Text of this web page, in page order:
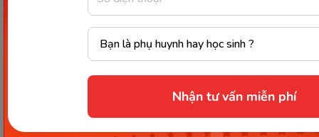
Nhận tư vấn miễn phí